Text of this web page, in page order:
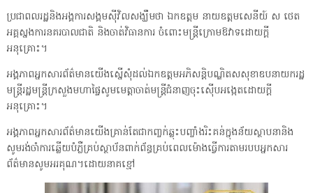
ប្រជាពលរដ្ឋនិងអង្គការសង្គមស៊ីវិលសង្ឃឹមថា ឯកឧត្តម នាយឧត្តមសេនីយ៍ ស ថេត
អគ្គស្នងការនគរបាលជាតិ និងចាត់វិធានការ ចំពោះមន្ត្រីក្រោមឱវាទដោយក្តី
អនុគ្រោះ។
អង្គភាពអ្នកសារព័ត៌មានយើងស្នើសុំដល់ឯកឧត្តមអភិសន្តិបណ្ឌិតសសុខាឧបនាយករដ្ឋ
មន្ត្រីរដ្ឋមន្ត្រីក្រសួងមហាផ្ទៃសូមមេត្តាចាត់មន្ត្រីជំនាញចុះស៊ើបអង្កេតដោយក្តី
អនុគ្រោះ។
អង្គភាពអ្នកសារព័ត៌មានយើងគ្រាន់តែជាកញ្ចក់ឆ្លុះបញ្ចាំងរិះគន់ក្នុងន័យស្ថាបនានិង
សូមរង់ចាំការឆ្លើយបំភ្លឺគ្រប់ស្ថាប័នពាក់ព័ន្ធគ្រប់ពេលម៉ោងធ្វើការតាមរបបអ្នកសារ
ព័ត៌មានសូមអរគុណ។ដោយនាគខ្មៅ